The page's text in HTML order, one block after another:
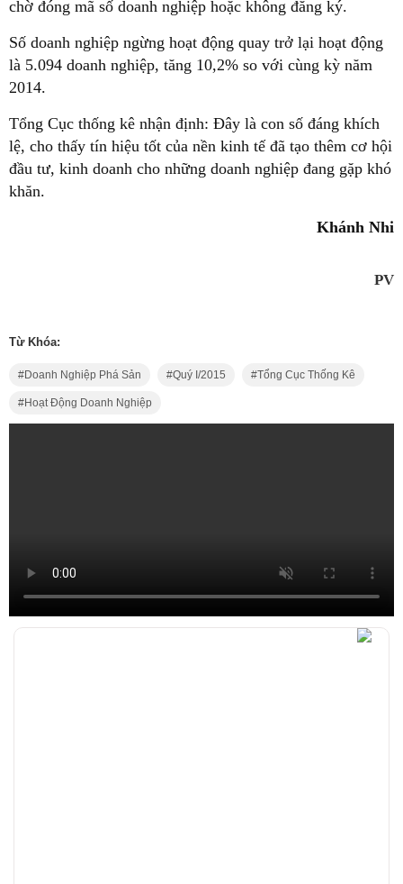
chờ đóng mã số doanh nghiệp hoặc không đăng ký.
Số doanh nghiệp ngừng hoạt động quay trở lại hoạt động
là 5.094 doanh nghiệp, tăng 10,2% so với cùng kỳ năm
2014.
Tổng Cục thống kê nhận định: Đây là con số đáng khích
lệ, cho thấy tín hiệu tốt của nền kinh tế đã tạo thêm cơ hội
đầu tư, kinh doanh cho những doanh nghiệp đang gặp khó
khăn.
Khánh Nhi
PV
Từ Khóa:
Doanh Nghiệp Phá Sản Quý I/2015 Tổng Cục Thống Kê
Hoạt Động Doanh Nghiệp